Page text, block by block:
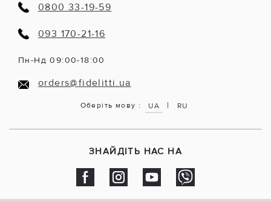
0800 33-19-59
093 170-21-16
Пн-Нд 09:00-18:00
orders@fidelitti.ua
Оберіть мову : UA | RU
ЗНАЙДІТЬ НАС НА